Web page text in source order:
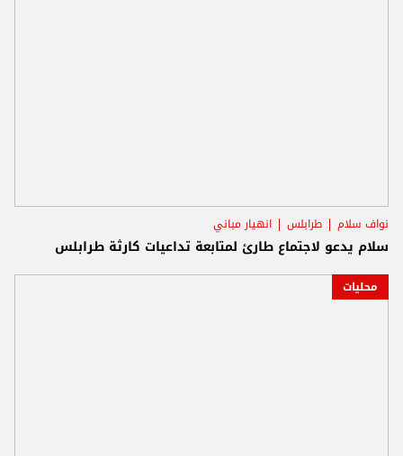
نواف سلام طرابلس انهيار مباني
سلام يدعو لاجتماع طارئ لمتابعة تداعيات كارثة طرابلس
محليات